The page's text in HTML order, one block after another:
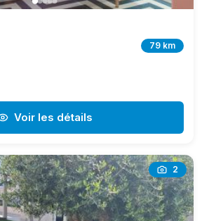
79 km
Voir les détails
2